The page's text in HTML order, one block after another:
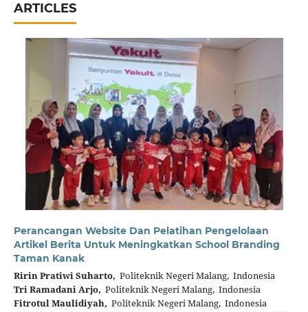
ARTICLES
Perancangan Website Dan Pelatihan Pengelolaan
Artikel Berita Untuk Meningkatkan School Branding
Taman Kanak
Ririn Pratiwi Suharto, Politeknik Negeri Malang, Indonesia
Tri Ramadani Arjo, Politeknik Negeri Malang, Indonesia
Fitrotul Maulidiyah, Politeknik Negeri Malang, Indonesia